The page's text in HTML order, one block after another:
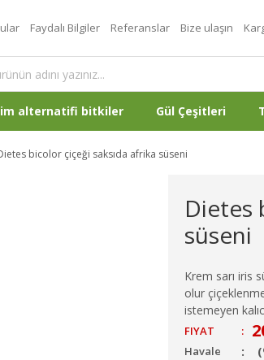
Faydalı Bilgiler Referanslar Bize ulaşın
alternatifi bitkiler Gül Çeşitleri
bicolor çiçeği saksıda afrika süseni
Dietes
süseni
Krem sarı iris
olur
istemeyen
FIYAT :
Havale